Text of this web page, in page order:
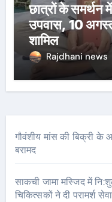
छात्रों के समर्थन
उपवास, 10 अगस्त
शामिल
Rajdhani news
गौवंशीय मांस की बिक्री के
बरामद
साकची जामा मस्जिद में
चिकित्सकों ने दी परामर्श सेवा